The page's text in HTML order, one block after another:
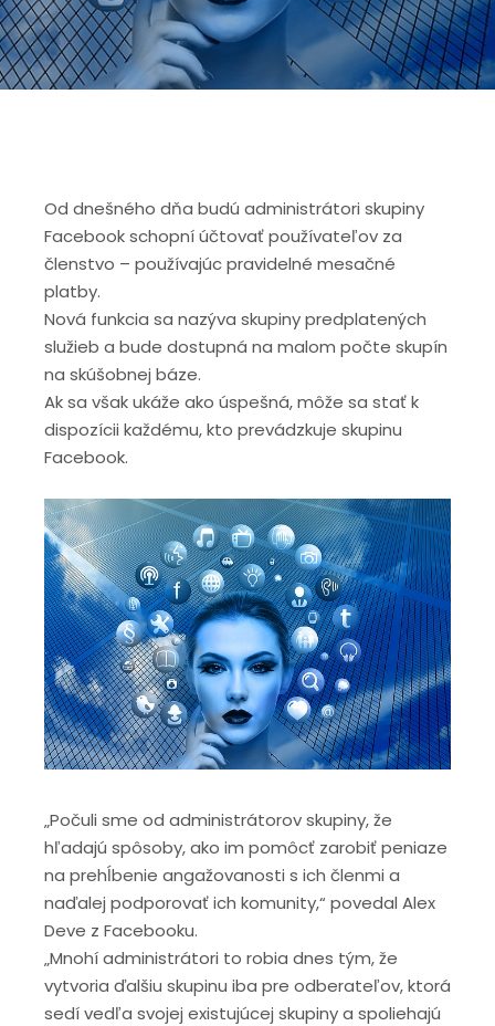
Od dnešného dňa budú administrátori skupiny
Facebook schopní účtovať používateľov za
členstvo – používajúc pravidelné mesačné
platby.
Nová funkcia sa nazýva skupiny predplatených
služieb a bude dostupná na malom počte skupín
na skúšobnej báze.
Ak sa však ukáže ako úspešná, môže sa stať k
dispozícii každému, kto prevádzkuje skupinu
Facebook.
„Počuli sme od administrátorov skupiny, že
hľadajú spôsoby, ako im pomôcť zarobiť peniaze
na prehĺbenie angažovanosti s ich členmi a
naďalej podporovať ich komunity,“ povedal Alex
Deve z Facebooku.
„Mnohí administrátori to robia dnes tým, že
vytvoria ďalšiu skupinu iba pre odberateľov, ktorá
sedí vedľa svojej existujúcej skupiny a spoliehajú